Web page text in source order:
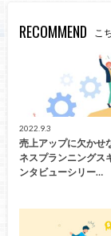
RECOMMEND こ
2022.9.3
売上アップに欠かせ
ネスプランニングス
ンタビューシリー…